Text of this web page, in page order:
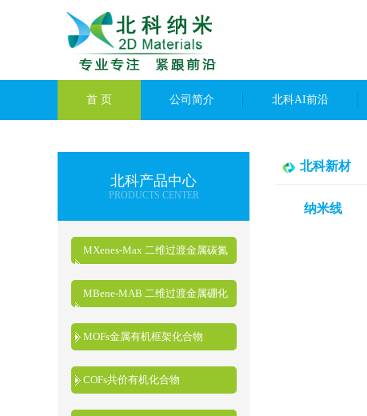
首 页 公司简介 北科AI前沿
北科产品中心
PRODUCTS CENTER
MXenes-Max 二维过渡金属碳氮
化物
MBene-MAB 二维过渡金属硼化
物
MOFs金属有机框架化合物
COFs共价有机化合物
北科新材
纳米线